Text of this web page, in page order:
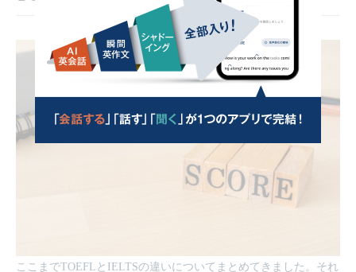
ここまでTOEFLとIELTSの違いについてまとめてきました。それ